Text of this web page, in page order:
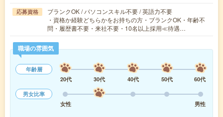
応募資格
ブランクOK / パソコンスキル不要 / 英語力不要
・資格か経験どちらかをお持ちの方・ブランクOK・年齢不
問・履歴書不要・来社不要・10名以上採用≪待遇…
職場の雰囲気
年齢層
20代
30代 40代 50代
60代
男女比率
女性
男性